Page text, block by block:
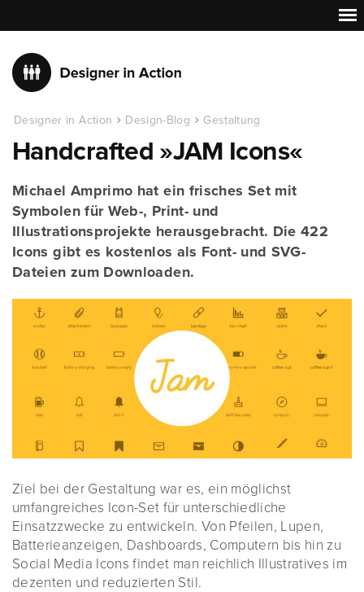
Designer in Action Design-Blog Gestaltung
Handcrafted »JAM Icons«
Michael Amprimo hat ein frisches Set mit
Symbolen für Web-, Print- und
Illustrationsprojekte herausgebracht. Die 422
Icons gibt es kostenlos als Font- und SVG-
Dateien zum Downloaden.
Ziel bei der Gestaltung war es, ein möglichst
umfangreiches Icon-Set für unterschiedliche
Einsatzzwecke zu entwickeln. Von Pfeilen, Lupen,
Batterieanzeigen, Dashboards, Computern bis hin zu
Social Media Icons findet man reichlich Illustratives im
dezenten und reduzierten Stil.